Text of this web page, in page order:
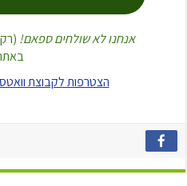
אנחנו לא שולחים ספאם!
הצטרפות לקבוצת